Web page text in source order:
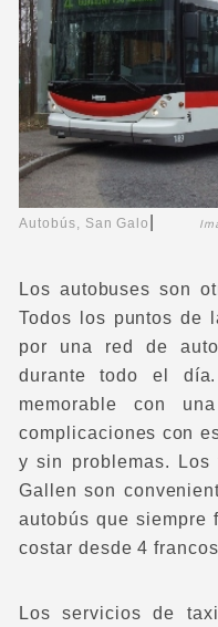
Autobús, San Galo
Los autobuses son
Todos los puntos de
por una red de
durante todo el
memorable con
complicaciones con
y sin problemas. Los
Gallen son
autobús que siempre
costar desde 4
Los servicios de